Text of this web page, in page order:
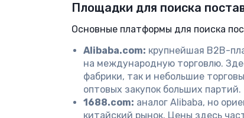
Площадки для поиска
Основные платформы для поиска
Alibaba.com: крупнейшая B2B-
на международную торговлю.
фабрики, так и небольшие
оптовых закупок больших партий.
1688.com: аналог Alibaba, но
китайский рынок. Цены здесь